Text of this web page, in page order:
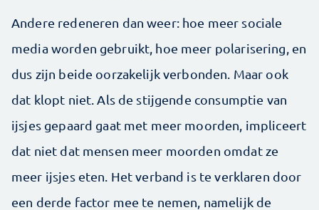
Andere redeneren dan weer: hoe meer sociale
media worden gebruikt, hoe meer polarisering, en
dus zijn beide oorzakelijk verbonden. Maar ook
dat klopt niet. Als de stijgende consumptie van
ijsjes gepaard gaat met meer moorden, impliceert
dat niet dat mensen meer moorden omdat ze
meer ijsjes eten. Het verband is te verklaren door
een derde factor mee te nemen, namelijk de